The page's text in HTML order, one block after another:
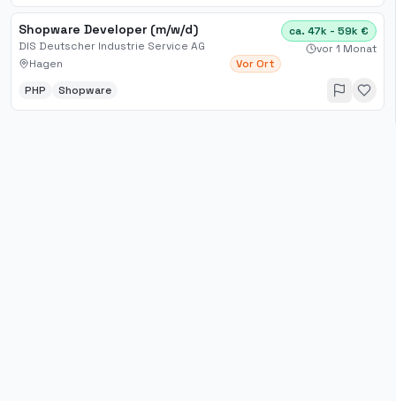
Shopware Developer (m/w/d)
DIS Deutscher Industrie Service AG
Hagen
Vor Ort
ca. 47k - 59k €
vor 1 Monat
PHP Shopware